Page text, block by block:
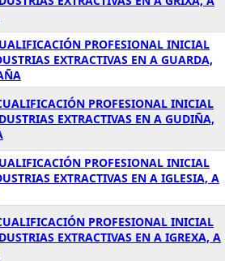
PROFESIONAL INICIAL
EXTRACTIVAS EN A GUARDA,
PROFESIONAL INICIAL
EXTRACTIVAS EN A GUDIÑA,
PROFESIONAL INICIAL
EXTRACTIVAS EN A IGLESIA, A
PROFESIONAL INICIAL
EXTRACTIVAS EN A IGREXA, A